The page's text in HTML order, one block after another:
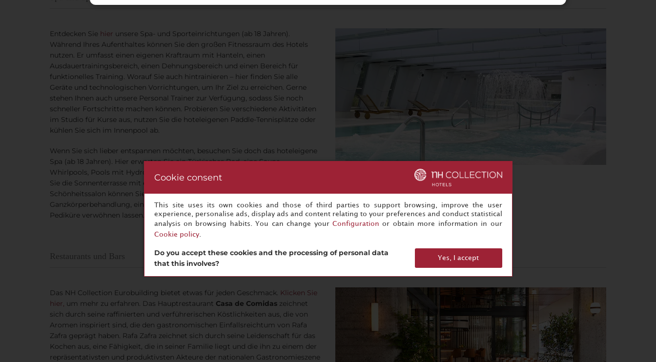
Entdecken Sie hier unsere Spa- und Sporteinrichtungen (ab 18 Jahren).
Während Ihres Aufenthaltes können Sie den großen Fitnessraum des Hotels
nutzen. Er umfasst einen eigenen Kraftraum mit Hanteln, einen
Ausdauertrainingsbereich, einen Dehnungsbereich und einen Bereich für
funktionelles Training. Worauf Sie auch hintrainieren – hier finden Sie alle
Geräte und technologischen Vorrichtungen, um Ihr Ziel zu erreichen. Gerne
stehen Ihnen auch unsere Personal Trainer zur Verfügung, sodass Sie noch
schneller Fortschritte machen können. Probieren Sie verschiedene Aktivitäten
im Studio für Kurse aus, nutzen Sie die hoteleigenen Paddle-Tennisplätze oder
kühlen Sie sich im Innenpool ab.
Wenn Sie sich lieber entspannen möchten, besuchen Sie doch das hoteleigene
Spa (ab 18 Jahren). Hier erwarten Sie ein Türkisches Bad, eine Sauna,
Whirlpools, Pools mit Hydromassagedüsen und Sprudelbänke. Oder besuchen
Sie die Sonnenterrasse mit eigenem „Strand“ und Schönheitssalon. Im
Schönheitssalon können Sie sich bei einer Massage, einer
Ganzkörperbehandlung, einer Gesichtsbehandlung oder einer Maniküre oder
Pediküre verwöhnen lassen.
Restaurants und Bars
Das NH Collection Eurobuilding bietet etwas für jeden Geschmack. Klicken Sie
hier, um mehr zu erfahren. Das Hauptrestaurant Casa de Comidas zeichnet
sich durch seine raffinierten und verführerischen Köstlichkeiten aus, die von
Aromen inspiriert sind, die den gastronomischen Einfallsreichtum von Rafa
Zafra geprägt haben. Rafa Zafra zeichnet sich durch seine Leidenschaft für das
Kochen aus, eine Fähigkeit, die in seiner Familie liegt und die ihn zu einem der
repräsentativsten und produktivsten Akteure der nationalen Gastronomieszene
Cookie consent
This site uses its own cookies and those of third parties to support browsing, improve the user
experience, personalise ads, display ads and content relating to your preferences and conduct statistical
analysis on browsing habits. You can change your Configuration or obtain more information in our
Cookie policy.
Do you accept these cookies and the processing of personal data
that this involves?
Yes, I accept